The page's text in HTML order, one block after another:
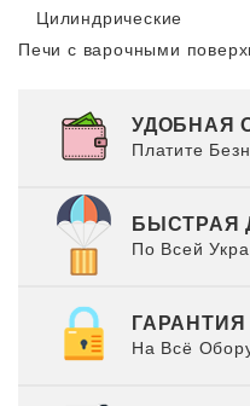
Цилиндрические
Печи с варочными
УДОБНАЯ
Платите
БЫСТРАЯ
По Всей
На Всё